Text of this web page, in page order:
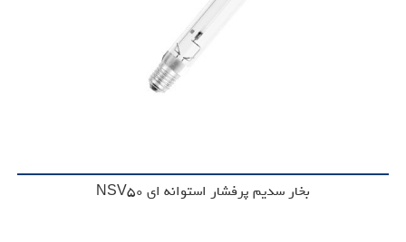
بخار سدیم پرفشار استوانه ای NSV50